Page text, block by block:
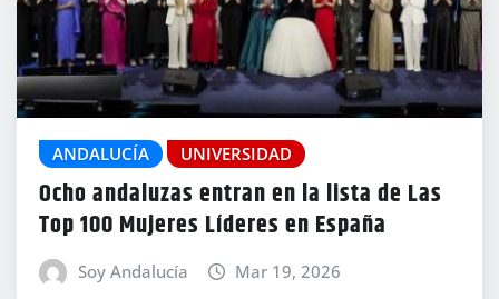
ANDALUCÍA UNIVERSIDAD
Ocho andaluzas entran en la lista de Las
Top 100 Mujeres Líderes en España
Soy Andalucía Mar 19, 2026